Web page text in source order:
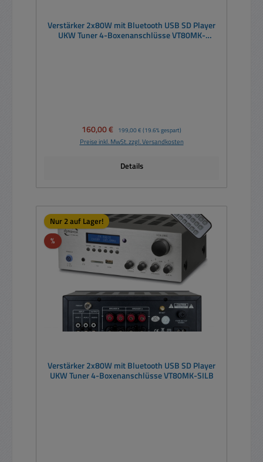
Verstärker 2x80W mit Bluetooth USB SD Player
UKW Tuner 4-Boxenanschlüsse VT80MK-
Verkaufspreis:
160,00 € Regulärer Preis:
199,00 € (19.6% gespart)
Preise inkl. MwSt. zzgl. Versandkosten
Details
Nur 2 auf Lager!
%Rabatt
Verstärker 2x80W mit Bluetooth USB SD Player
UKW Tuner 4-Boxenanschlüsse VT80MK-SILB